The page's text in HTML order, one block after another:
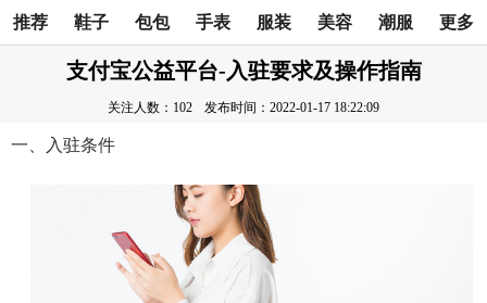
推荐 鞋子 包包 手表 服装 美容 潮服 更多
支付宝公益平台-入驻要求及操作指南
关注人数：102 发布时间：2022-01-17 18:22:09
一、入驻条件